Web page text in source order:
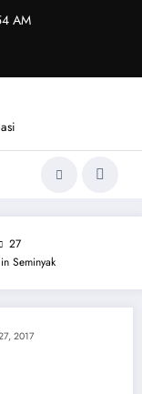
AM
27
Seminyak
2017